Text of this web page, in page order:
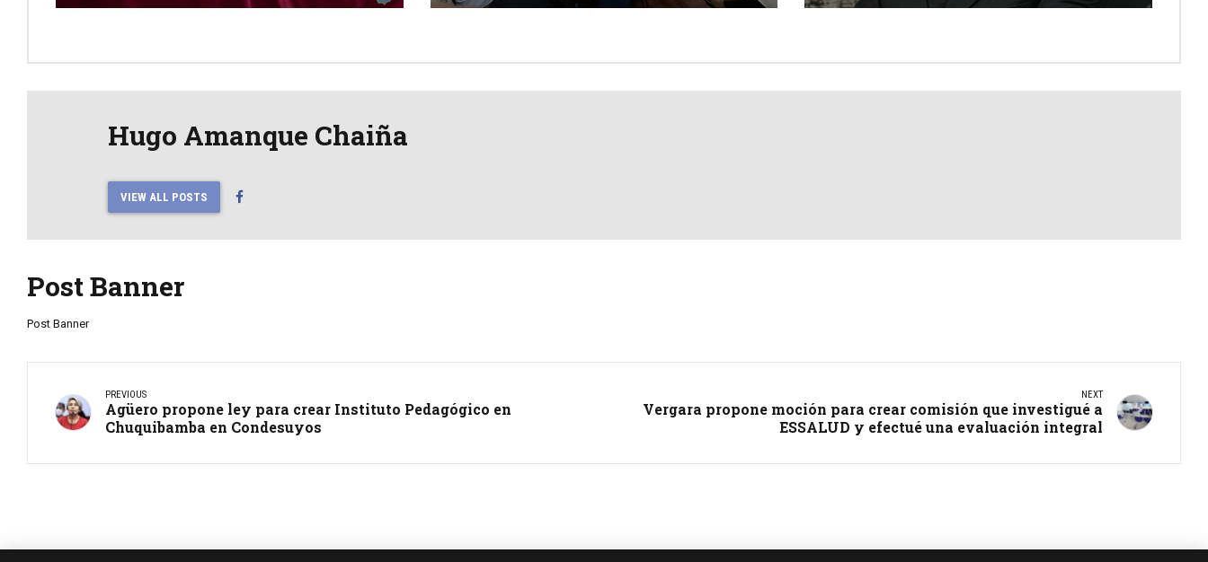
Hugo Amanque Chaiña
VIEW ALL POSTS
Post Banner
Post Banner
PREVIOUS
Agüero propone ley para crear Instituto Pedagógico en
Chuquibamba en Condesuyos
NEXT
Vergara propone moción para crear comisión que investigué a
ESSALUD y efectué una evaluación integral